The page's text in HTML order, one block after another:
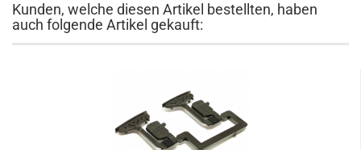
Kunden, welche diesen Artikel bestellten, haben
auch folgende Artikel gekauft: